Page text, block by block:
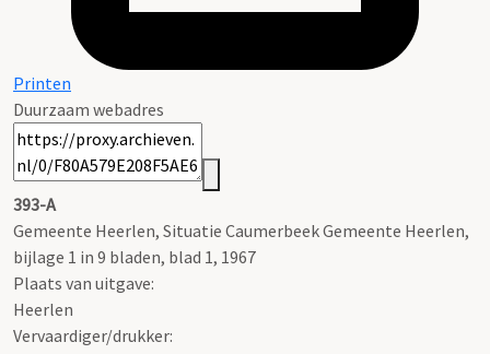
Printen
Duurzaam webadres
393-A
Gemeente Heerlen, Situatie Caumerbeek Gemeente Heerlen,
bijlage 1 in 9 bladen, blad 1, 1967
Plaats van uitgave:
Heerlen
Vervaardiger/drukker: